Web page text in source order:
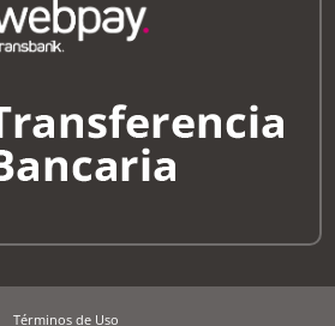
Términos de Uso